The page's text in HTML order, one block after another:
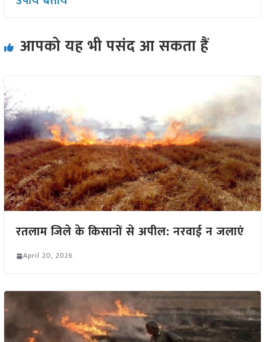
आपको यह भी पसंद आ सकता हैं
रतलाम जिले के किसानों से अपील: नरवाई न जलाएं
April 20, 2026